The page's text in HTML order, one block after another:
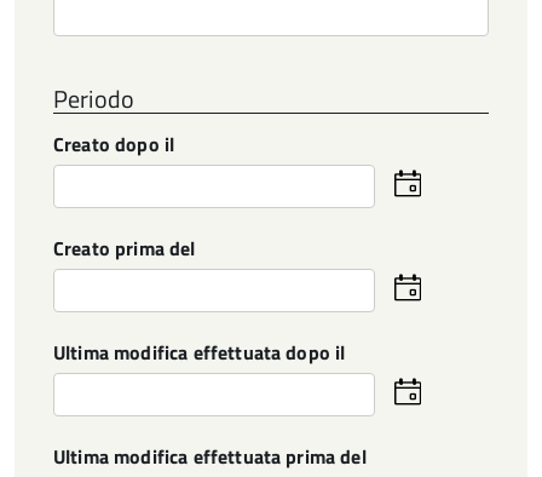
Periodo
Creato dopo il
Seleziona
la
Creato prima del
Seleziona
la
Ultima modifica effettuata dopo il
Seleziona
la
Ultima modifica effettuata prima del